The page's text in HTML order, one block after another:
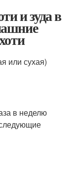
и зуда в
или сухая)
в неделю